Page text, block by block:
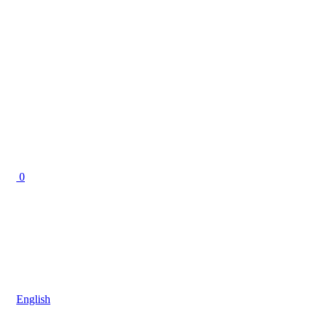
0
English